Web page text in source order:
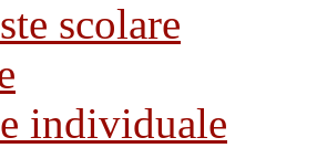
scolare
individuale